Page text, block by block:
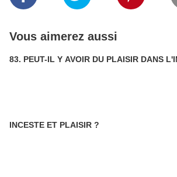
Vous aimerez aussi
83. PEUT-IL Y AVOIR DU PLAISIR DANS
INCESTE ET PLAISIR ?